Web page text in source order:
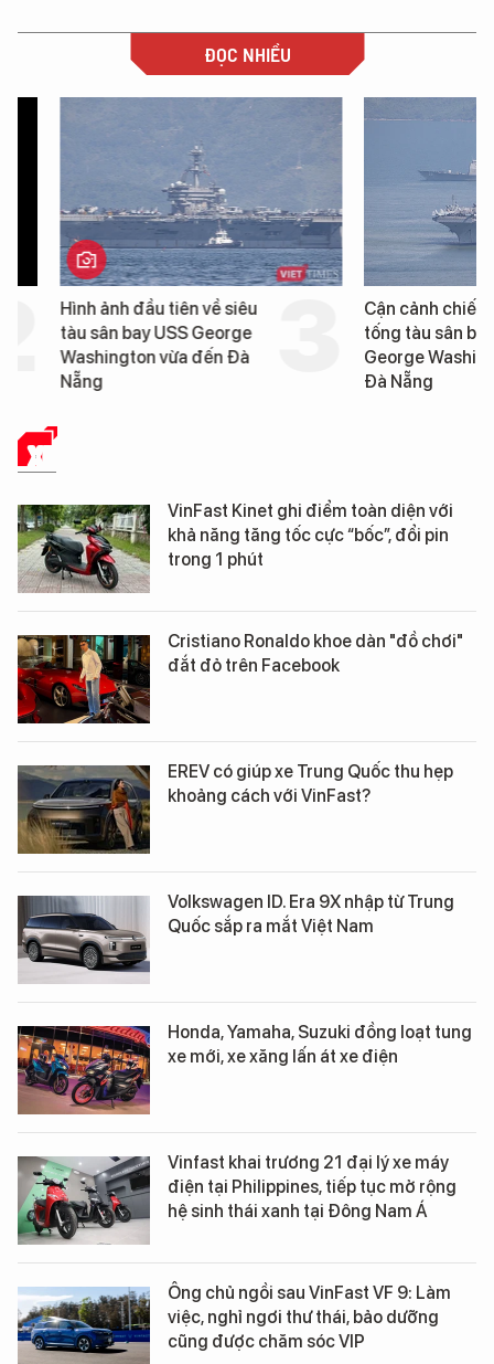
ĐỌC NHIỀU
Hình ảnh đầu tiên về siêu
tàu sân bay USS George
Washington vừa đến Đà
Cận cảnh chiến hạm
tống tàu sân bay USS
George Washington
Đà Nẵng
XE
VinFast Kinet ghi điểm toàn diện với
khả năng tăng tốc cực “bốc”, đổi pin
trong 1 phút
Cristiano Ronaldo khoe dàn "đồ chơi"
đắt đỏ trên Facebook
EREV có giúp xe Trung Quốc thu hẹp
khoảng cách với VinFast?
Volkswagen ID. Era 9X nhập từ Trung
Quốc sắp ra mắt Việt Nam
Honda, Yamaha, Suzuki đồng loạt tung
xe mới, xe xăng lấn át xe điện
Vinfast khai trương 21 đại lý xe máy
điện tại Philippines, tiếp tục mở rộng
hệ sinh thái xanh tại Đông Nam Á
Ông chủ ngồi sau VinFast VF 9: Làm
việc, nghỉ ngơi thư thái, bảo dưỡng
cũng được chăm sóc VIP